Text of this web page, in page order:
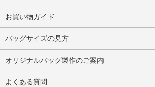
お買い物ガイド
バッグサイズの見方
オリジナルバッグ製作のご案内
よくある質問